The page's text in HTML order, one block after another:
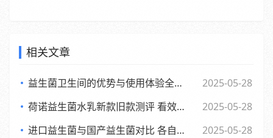
相关文章
益生菌卫生间的优势与使用体验全面解析
2025-05-28
荷诺益生菌水乳新款旧款测评 看效果差异与使用感受
2025-05-28
进口益生菌与国产益生菌对比 各自优势及消费者该如何选择
2025-05-28